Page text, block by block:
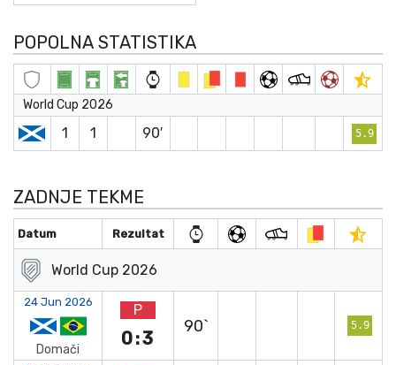
POPOLNA STATISTIKA
World Cup 2026
1 1 90′ 5.9
ZADNJE TEKME
Datum Rezultat
World Cup 2026
24 Jun 2026
Domači
P
0:3
90` 5.9